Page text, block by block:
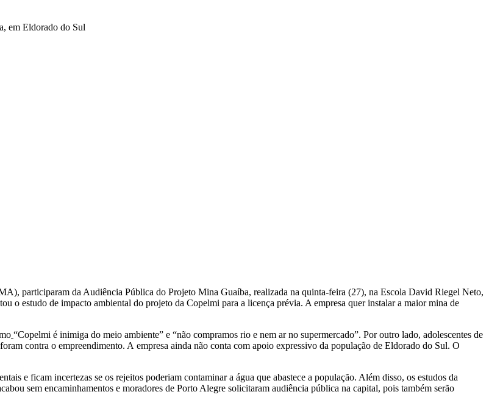
participaram da Audiência Pública do Projeto Mina Guaíba, realizada na quinta-feira (27), na Escola David Riegel Neto,
o estudo de impacto ambiental do projeto da Copelmi para a licença prévia. A empresa quer instalar a maior mina de
“Copelmi é inimiga do meio ambiente” e “não compramos rio e nem ar no supermercado”. Por outro lado, adolescentes de
contra o empreendimento. A empresa ainda não conta com apoio expressivo da população de Eldorado do Sul. O
e ficam incertezas se os rejeitos poderiam contaminar a água que abastece a população. Além disso, os estudos da
sem encaminhamentos e moradores de Porto Alegre solicitaram audiência pública na capital, pois também serão